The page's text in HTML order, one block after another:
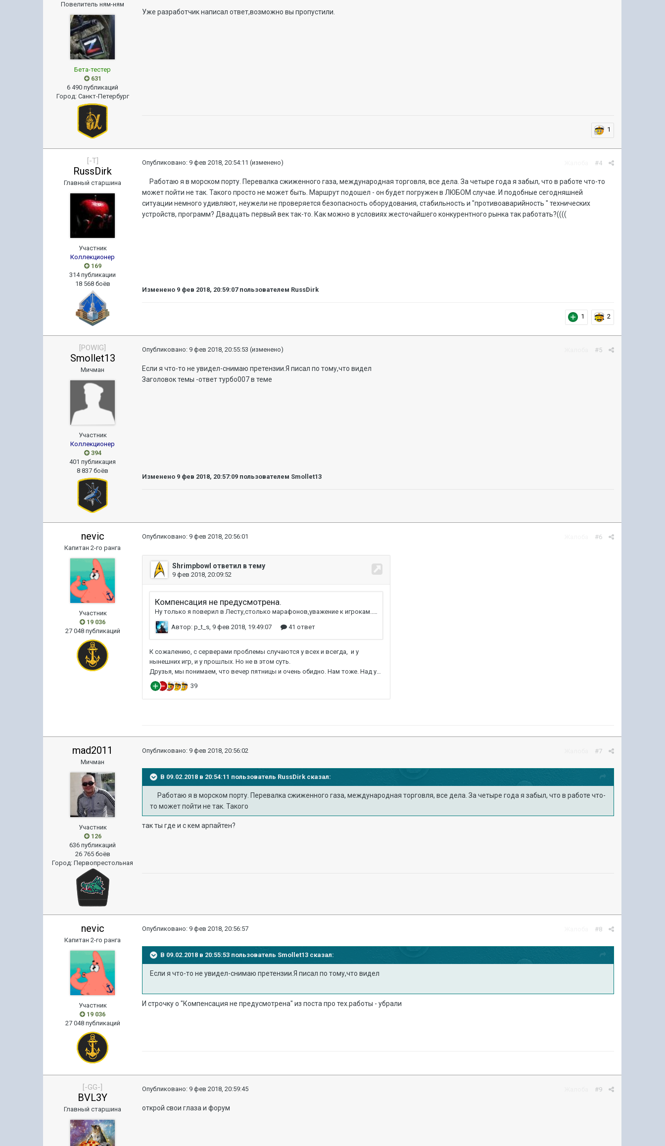
Повелитель ням-ням
Бета-тестер
631
6 490 публикаций
Город: Санкт-Петербург
Уже разработчик написал ответ,возможно вы пропустили.
1
[-T]
RussDirk
Главный старшина
Участник
Коллекционер
169
314 публикации
18 568 боёв
#4
Опубликовано: 9 фев 2018, 20:54:11 (изменено)
Работаю я в морском порту. Перевалка сжиженного газа, международная торговля, все дела. За четыре года я забыл, что в работе что-то
может пойти не так. Такого просто не может быть. Маршрут подошел - он будет погружен в ЛЮБОМ случае. И подобные сегодняшней
ситуации немного удивляют, неужели не проверяется безопасность оборудования, стабильность и "противоаварийность " технических
устройств, программ? Двадцать первый век так-то. Как можно в условиях жесточайшего конкурентного рынка так работать?((((
Изменено 9 фев 2018, 20:59:07пользователем RussDirk
1 2
[POWIG]
Smollet13
Мичман
Участник
Коллекционер
394
401 публикация
8 837 боёв
#5
Опубликовано: 9 фев 2018, 20:55:53 (изменено)
Если я что-то не увидел-снимаю претензии.Я писал по тому,что видел
Заголовок темы -ответ турбо007 в теме
Изменено 9 фев 2018, 20:57:09 пользователем Smollet13
nevic
Капитан 2-го ранга
Участник
19 036
27 048 публикаций
#6
Опубликовано: 9 фев 2018, 20:56:01
mad2011
Мичман
Участник
126
636 публикаций
26 765 боёв
Город:Первопрестольная
#7
Опубликовано: 9 фев 2018, 20:56:02
В 09.02.2018 в 20:54:11 пользователь RussDirk сказал:
Работаю я в морском порту. Перевалка сжиженного газа, международная торговля, все дела. За четыре года я забыл, что в работе что-
то может пойти не так. Такого
так ты где и с кем арпайтен?
nevic
Капитан 2-го ранга
Участник
19 036
27 048 публикаций
#8
Опубликовано: 9 фев 2018, 20:56:57
В 09.02.2018 в 20:55:53 пользователь Smollet13 сказал:
Если я что-то не увидел-снимаю претензии.Я писал по тому,что видел
И строчку о "Компенсация не предусмотрена" из поста про тех.работы - убрали
[-GG-]
BVL3Y
Главный старшина
#9
Опубликовано: 9 фев 2018, 20:59:45
открой свои глаза и форум